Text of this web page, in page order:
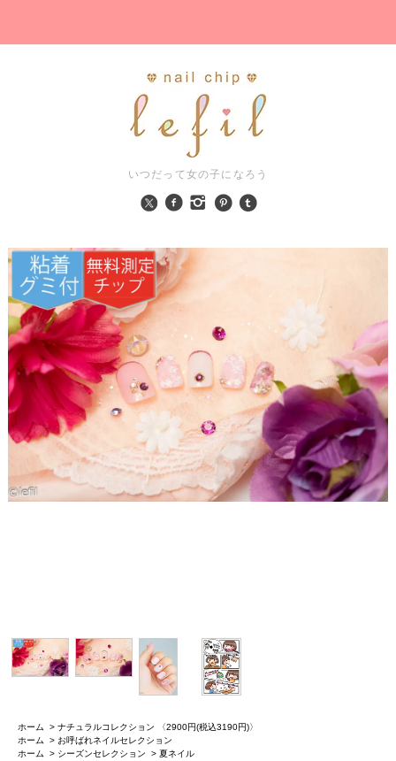
いつだって女の子になろう
ホーム > ナチュラルコレクション 〈2900円(税込3190円)〉
ホーム
> お呼ばれネイルセレクション
ホーム
> シーズンセレクション > 夏ネイル